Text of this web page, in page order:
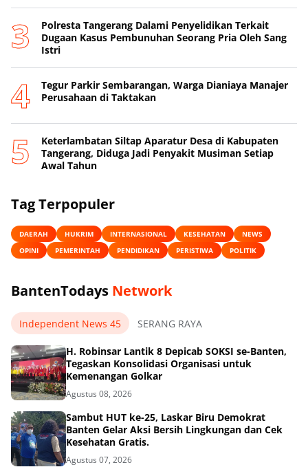
Polresta Tangerang Dalami Penyelidikan Terkait
Dugaan Kasus Pembunuhan Seorang Pria Oleh Sang
Istri
Tegur Parkir Sembarangan, Warga Dianiaya Manajer
Perusahaan di Taktakan
Keterlambatan Siltap Aparatur Desa di Kabupaten
Tangerang, Diduga Jadi Penyakit Musiman Setiap
Awal Tahun
Tag Terpopuler
DAERAH HUKRIM INTERNASIONAL KESEHATAN
NEWS
OPINI
PEMERINTAH PENDIDIKAN PERISTIWA POLITIK
BantenTodays Network
Independent News 45 SERANG RAYA
H. Robinsar Lantik 8 Depicab SOKSI se-Banten,
Tegaskan Konsolidasi Organisasi untuk
Kemenangan Golkar
Agustus 08, 2026
Sambut HUT ke-25, Laskar Biru Demokrat
Banten Gelar Aksi Bersih Lingkungan dan Cek
Kesehatan Gratis.
Agustus 07, 2026